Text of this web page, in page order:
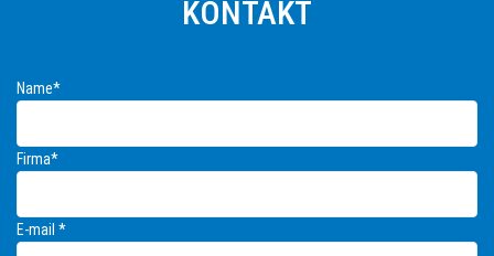
KONTAKT
Name*
Firma*
E-mail *
A
e
r
a
t